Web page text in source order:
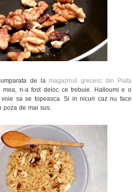
de la magazinul grecesc din Piata
mea, n-a fost deloc ce trebuie. Halloumi e o
sa se topeasca. Si in nicun caz nu face
poza de mai sus.